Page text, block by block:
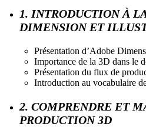
1. INTRODUCTION À
DIMENSION ET
Présentation d’Adobe
Importance de la 3D dans le
Présentation du flux de
Introduction au vocabulaire
2. COMPRENDRE ET
PRODUCTION 3D